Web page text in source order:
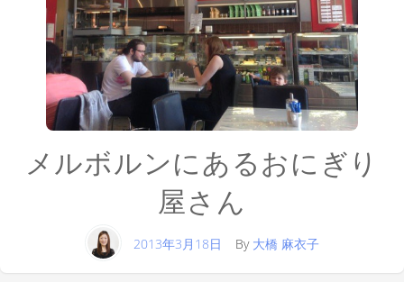
メルボルンにあるおにぎり
屋さん
2013年3月18日 By 大橋 麻衣子